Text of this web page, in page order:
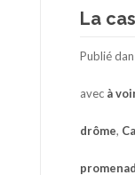
La
Publié
avec à
drôme,